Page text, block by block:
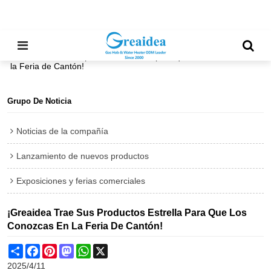
Inicio Exposiciones y ferias comerciales
¡Greaidea trae sus productos estrella para que los conozcas en
la Feria de Cantón!
Grupo De Noticia
Noticias de la compañía
Lanzamiento de nuevos productos
Exposiciones y ferias comerciales
¡Greaidea Trae Sus Productos Estrella Para Que Los
Conozcas En La Feria De Cantón!
ShareFacebook
PinterestMastodonWhatsApp
2025/4/11